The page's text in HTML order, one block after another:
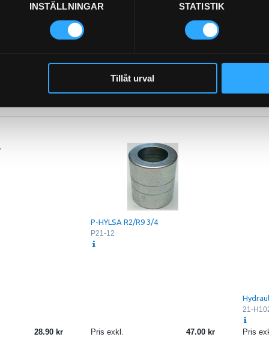
INSTÄLLNINGAR STATISTIK
Tillåt urval
VATTENABSORBERANDE 21-D102
28.90
P-HYLSA R2/R9 3/4
P21-12
Pris exkl. 47.00
21-
Pris